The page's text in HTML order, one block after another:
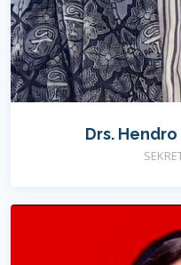
Drs. Hendro